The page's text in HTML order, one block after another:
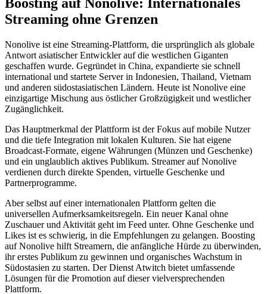
Streaming ohne Grenzen
Nonolive ist eine Streaming-Plattform, die ursprünglich als globale
Antwort asiatischer Entwickler auf die westlichen Giganten
geschaffen wurde. Gegründet in China, expandierte sie schnell
international und startete Server in Indonesien, Thailand, Vietnam
und anderen südostasiatischen Ländern. Heute ist Nonolive eine
einzigartige Mischung aus östlicher Großzügigkeit und westlicher
Zugänglichkeit.
Das Hauptmerkmal der Plattform ist der Fokus auf mobile Nutzer
und die tiefe Integration mit lokalen Kulturen. Sie hat eigene
Broadcast-Formate, eigene Währungen (Münzen und Geschenke)
und ein unglaublich aktives Publikum. Streamer auf Nonolive
verdienen durch direkte Spenden, virtuelle Geschenke und
Partnerprogramme.
Aber selbst auf einer internationalen Plattform gelten die
universellen Aufmerksamkeitsregeln. Ein neuer Kanal ohne
Zuschauer und Aktivität geht im Feed unter. Ohne Geschenke und
Likes ist es schwierig, in die Empfehlungen zu gelangen. Boosting
auf Nonolive hilft Streamern, die anfängliche Hürde zu überwinden,
ihr erstes Publikum zu gewinnen und organisches Wachstum in
Südostasien zu starten. Der Dienst Atwitch bietet umfassende
Lösungen für die Promotion auf dieser vielversprechenden
Plattform.